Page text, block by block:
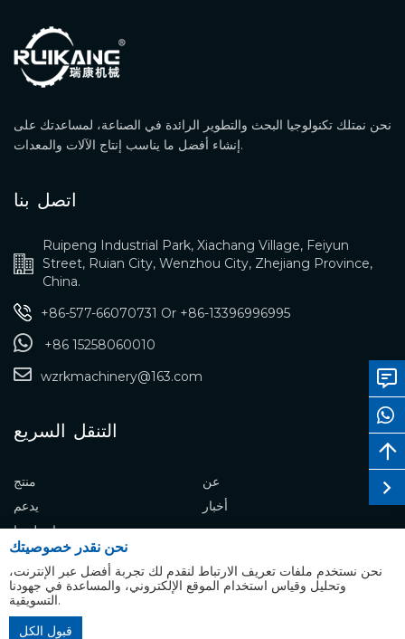
نحن نمتلك تكنولوجيا البحث والتطوير الرائدة في الصناعة، لمساعدتك على
إنشاء أفضل ما يناسب إنتاج الآلات والمعدات.
اتصل بنا
Ruipeng Industrial Park, Xiachang Village, Feiyun
Street, Ruian City, Wenzhou City, Zhejiang Province,
China.
+86-577-66070731 Or +86-13396996995
+86 15258060010
wzrkmachinery@163.com
التنقل السريع
منتج
عن
يدعم
أخبار
اتصل بنا
جميع الحقوق محفوظة لشركة رويكانغ
نحن نقدر خصوصيتك
نحن نستخدم ملفات تعريف الارتباط لنقدم لك تجربة أفضل عبر الإنترنت،
وتحليل وقياس استخدام الموقع الإلكتروني، والمساعدة في جهودنا
التسويقية.
قبول الكل